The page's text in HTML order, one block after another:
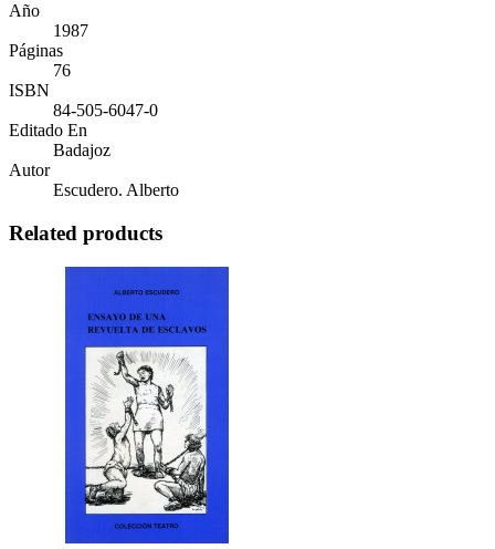
Año
1987
Páginas
76
ISBN
84-505-6047-0
Editado En
Badajoz
Autor
Escudero. Alberto
Related products